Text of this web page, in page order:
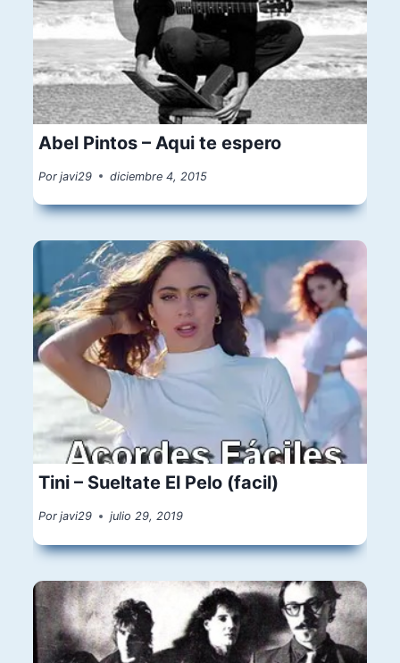
Abel Pintos – Aqui te espero
Por javi29 diciembre 4, 2015
Tini – Sueltate El Pelo (facil)
Por javi29 julio 29, 2019